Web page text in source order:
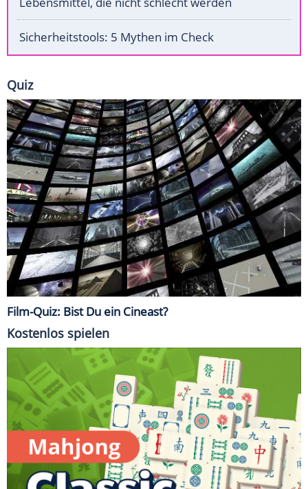
Sicherheitstools: 5 Mythen im Check
Quiz
Film-Quiz: Bist Du ein Cineast?
Kostenlos spielen